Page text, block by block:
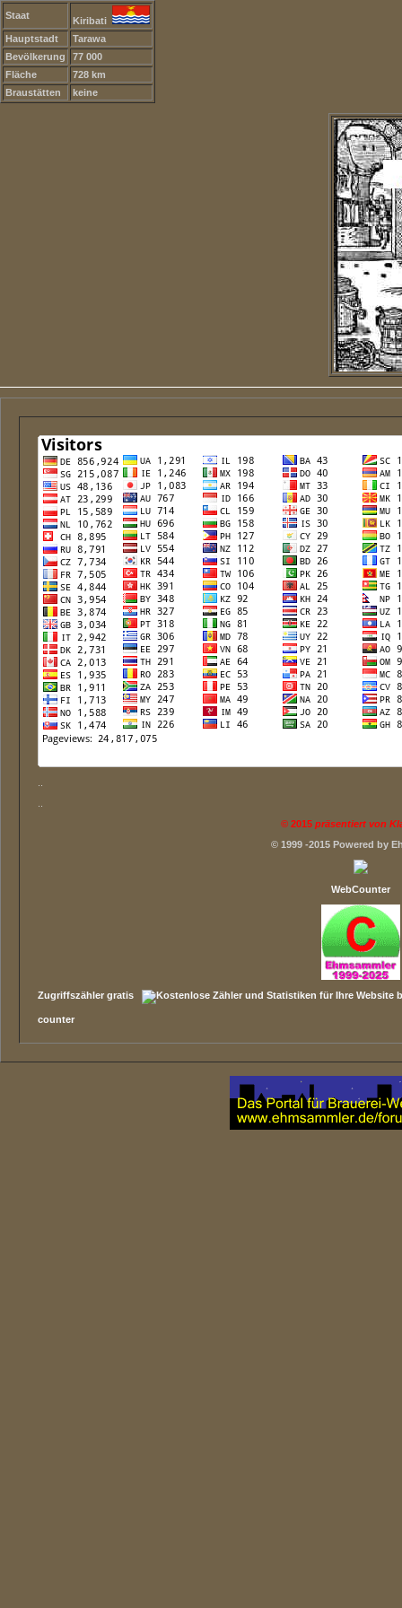
Staat
Kiribati
Hauptstadt
Tarawa
Bevölkerung
77 000
Fläche
728 km
Braustätten
keine
© 2015 präsentiert von
© 1999 -2015 Powered by
WebCounter
Zugriffszähler gratis
counter